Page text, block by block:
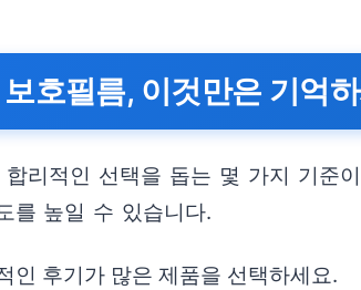
호필름, 이것만은 기억
리적인 선택을 돕는 몇 가지 기준
를 높일 수 있습니다.
인 후기가 많은 제품을 선택하세요.